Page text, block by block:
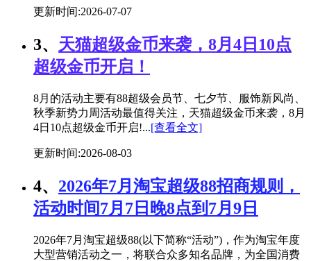
更新时间:2026-07-07
3、 天猫超级金币来袭，8月4日10点
超级金币开启！
8月的活动主要有88超级会员节、七夕节、服饰新风尚、
秋季新势力周活动最值得关注，天猫超级金币来袭，8月
4日10点超级金币开启!...[查看全文]
更新时间:2026-08-03
4、 2026年7月淘宝超级88招商规则，
活动时间7月7日晚8点到7月9日
2026年7月淘宝超级88(以下简称“活动”)，作为淘宝年度
大型营销活动之一，将联合众多知名品牌，为全国消费